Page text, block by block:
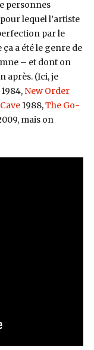
personnes
lequel l’artiste
par le
ça a été le genre de
– et dont on
après. (Ici, je
New Order
1988,The Go-
mais on